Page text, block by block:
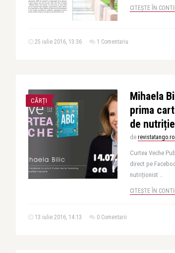
CITEȘTE ÎN
25 iulie 2016, 13:36 1 Comentariu
CĂRȚI
Mihaela
prima
de
de
Curtea Veche
direct pe
nutriționist ..
CITEȘTE ÎN
13 iulie 2016, 14:13 0 Comentarii